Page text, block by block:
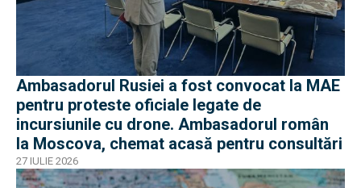
Ambasadorul Rusiei a fost convocat la MAE
pentru proteste oficiale legate de
incursiunile cu drone. Ambasadorul român
la Moscova, chemat acasă pentru consultări
27 IULIE 2026